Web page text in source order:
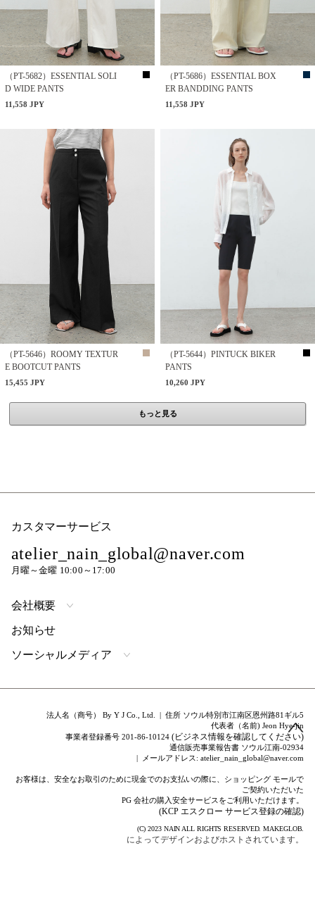
（PT-5682）ESSENTIAL SOLI
D WIDE PANTS
11,558 JPY
（PT-5686）ESSENTIAL BOX
ER BANDDING PANTS
11,558 JPY
（PT-5646）ROOMY TEXTUR
E BOOTCUT PANTS
15,455 JPY
（PT-5644）PINTUCK BIKER
PANTS
10,260 JPY
もっと見る
カスタマーサービス
atelier_nain_global@naver.com
月曜～金曜 10:00～17:00
会社概要
お知らせ
ソーシャルメディア
法人名（商号） By Y J Co., Ltd. | 住所 ソウル特別市江南区恩州路81ギル5
代表者（名前) Jeon Hye-jin
事業者登録番号 201-86-10124(ビジネス情報を確認してください)
通信販売事業報告書 ソウル江南-02934
| メールアドレス: atelier_nain_global@naver.com
お客様は、安全なお取引のために現金でのお支払いの際に、ショッピング モールで
ご契約いただいた
PG 会社の購入安全サービスをご利用いただけます。
(KCP エスクロー サービス登録の確認)
(C) 2023 NAIN ALL RIGHTS RESERVED.MAKEGLOB.
によってデザインおよびホストされています。